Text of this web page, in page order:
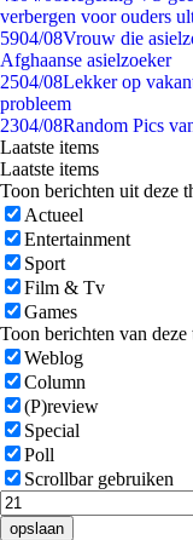
verbergen voor ouders
5904/08Vrouw die
Afghaanse asielzoeker
2504/08Lekker op
probleem
2304/08Random Pics
Laatste items
Laatste items
Toon berichten uit deze
Actueel
Entertainment
Sport
Film & Tv
Games
Toon berichten van deze
Weblog
Column
(P)review
Special
Poll
Scrollbar gebruiken
opslaan